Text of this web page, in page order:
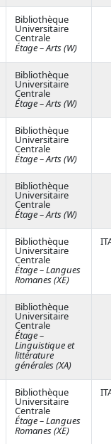
Bibliothèque
Universitaire
Centrale
Étage – Arts (W)
Bibliothèque
Universitaire
Centrale
Étage – Arts (W)
Bibliothèque
Universitaire
Centrale
Étage – Arts (W)
Bibliothèque
Universitaire
Centrale
Étage – Arts (W)
Bibliothèque
Universitaire
Centrale
Étage – Langues
Romanes (XE)
Bibliothèque
Universitaire
Centrale
Étage –
Linguistique et
littérature
générales (XA)
Bibliothèque
Universitaire
Centrale
Étage – Langues
Romanes (XE)